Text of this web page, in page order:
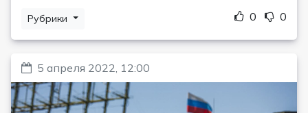
Рубрики 0 0
5 апреля 2022, 12:00